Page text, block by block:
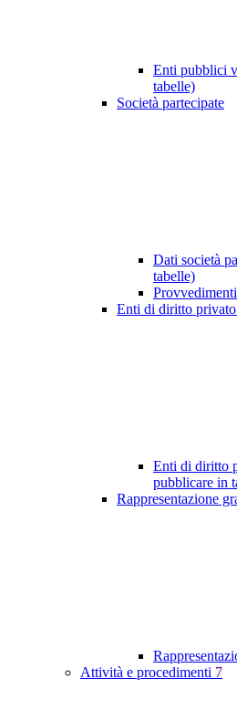
Enti pubblici
tabelle)
Società partecipate
Dati società
tabelle)
Provvedimenti
Enti di diritto
Enti di diritto
pubblicare in
Rappresentazione
Attività e procedimenti 7